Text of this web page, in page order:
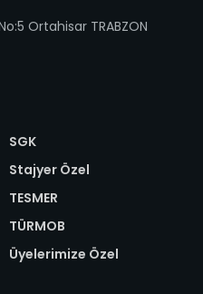
Ortahisar TRABZON
SGK
Stajyer Özel
TESMER
TÜRMOB
Üyelerimize Özel